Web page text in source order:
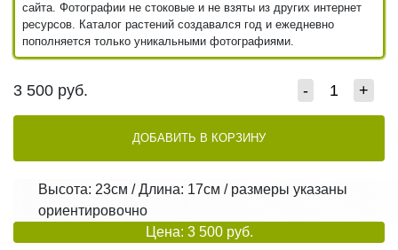
сайта. Фотографии не стоковые и не взяты из других интернет
ресурсов. Каталог растений создавался год и ежедневно
пополняется только уникальными фотографиями.
3 500 руб. - +
ДОБАВИТЬ В КОРЗИНУ
Высота: 23см / Длина: 17см / размеры указаны
ориентировочно
Цена: 3 500 руб.